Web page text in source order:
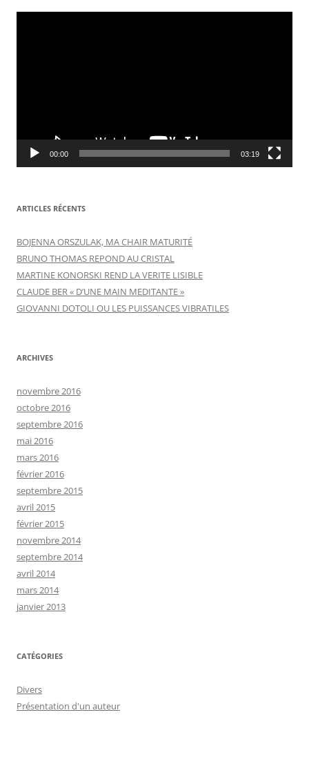
Lecteur
00:00 03:19
ARTICLES RÉCENTS
BOJENNA ORSZULAK, MA CHAIR MATURITÉ
BRUNO THOMAS REPOND AU CRISTAL
MARTINE KONORSKI REND LA VERITE LISIBLE
CLAUDE BER « D’UNE MAIN MEDITANTE »
GIOVANNI DOTOLI OU LES PUISSANCES VIBRATILES
ARCHIVES
novembre 2016
octobre 2016
septembre 2016
mai 2016
mars 2016
février 2016
septembre 2015
avril 2015
février 2015
novembre 2014
septembre 2014
avril 2014
mars 2014
janvier 2013
CATÉGORIES
Divers
Présentation d'un auteur